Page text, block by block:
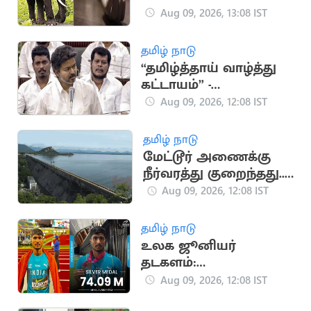
அதிர்ச்சியில் கிராம
Aug 09, 2026, 13:08 IST
தமிழ் நாடு
“தமிழ்த்தாய் வாழ்த்து
கட்டாயம்” -
சட்டப்பேரவையில்
தனித்தீர்மானம்
Aug 09, 2026, 12:08 IST
தமிழ் நாடு
மேட்டூர் அணைக்கு
நீர்வரத்து குறைந்தது..
நீர்மட்டம் உயர்வதில்
Aug 09, 2026, 12:08 IST
தமிழ் நாடு
உலக ஜூனியர்
தடகளம்:
வெள்ளிப்பதக்கம்
Aug 09, 2026, 12:08 IST